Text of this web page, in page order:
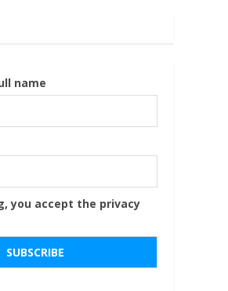
name
you accept the privacy